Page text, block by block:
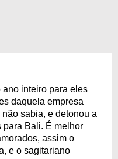
inteiro para eles
daquela empresa
sabia, e detonou a
para Bali. É melhor
assim o
e o sagitariano